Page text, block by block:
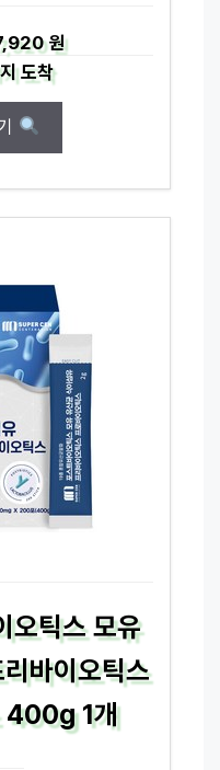
원
도착
오틱스 모유
바이오틱스
400g 1개